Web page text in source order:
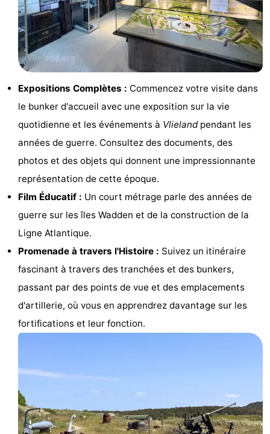
de
vue
Croisières
Terrains
jeux
Nature
Visites
guidées
Sports
Faire
vélo
Randonnée
Équitation
Peche
Sportive
Equitation
Promenade
les
Wadden
Observation
phoques
manger
Événements
Pratiques
Forum
Expositions Complètes : Commencez votre visite dans
le bunker d'accueil avec une exposition sur la vie
quotidienne et les événements à Vlielandpendant les
années de guerre. Consultez des documents, des
photos et des objets qui donnent une impressionnante
représentation de cette époque.
Film Éducatif : Un court métrage parle des années de
guerre sur les îles Wadden et de la construction de la
Ligne Atlantique.
Promenade à travers l'Histoire : Suivez un itinéraire
fascinant à travers des tranchées et des bunkers,
passant par des points de vue et des emplacements
d'artillerie, où vous en apprendrez davantage sur les
fortifications et leur fonction.